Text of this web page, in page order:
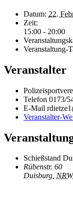
Datum: 22.
Zeit:
15:00 - 20:00
Veranstaltung-
Veranstalter
Telefon 0173/
E-Mail
Veranstalter-
Schieß­stand
Rübenstr. 60
Duisburg, NRW